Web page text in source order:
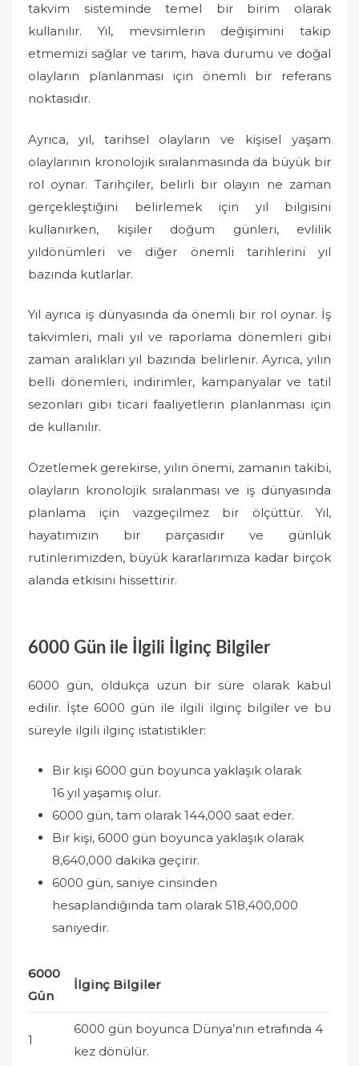
takvim sisteminde temel bir birim olarak
kullanılır. Yıl, mevsimlerin değişimini takip
etmemizi sağlar ve tarım, hava durumu ve doğal
olayların planlanması için önemli bir referans
noktasıdır.
Ayrıca, yıl, tarihsel olayların ve kişisel yaşam
olaylarının kronolojik sıralanmasında da büyük bir
rol oynar. Tarihçiler, belirli bir olayın ne zaman
gerçekleştiğini belirlemek için yıl bilgisini
kullanırken, kişiler doğum günleri, evlilik
yıldönümleri ve diğer önemli tarihlerini yıl
bazında kutlarlar.
Yıl ayrıca iş dünyasında da önemli bir rol oynar. İş
takvimleri, mali yıl ve raporlama dönemleri gibi
zaman aralıkları yıl bazında belirlenir. Ayrıca, yılın
belli dönemleri, indirimler, kampanyalar ve tatil
sezonları gibi ticari faaliyetlerin planlanması için
de kullanılır.
Özetlemek gerekirse, yılın önemi, zamanın takibi,
olayların kronolojik sıralanması ve iş dünyasında
planlama için vazgeçilmez bir ölçüttür. Yıl,
hayatımızın bir parçasıdır ve günlük
rutinlerimizden, büyük kararlarımıza kadar birçok
alanda etkisini hissettirir.
6000 Gün ile İlgili İlginç Bilgiler
6000 gün, oldukça uzun bir süre olarak kabul
edilir. İşte 6000 gün ile ilgili ilginç bilgiler ve bu
süreyle ilgili ilginç istatistikler:
Bir kişi 6000 gün boyunca yaklaşık olarak
16 yıl yaşamış olur.
6000 gün, tam olarak 144,000 saat eder.
Bir kişi, 6000 gün boyunca yaklaşık olarak
8,640,000 dakika geçirir.
6000 gün, saniye cinsinden
hesaplandığında tam olarak 518,400,000
saniyedir.
6000
Gün
İlginç Bilgiler
1
6000 gün boyunca Dünya’nın etrafında 4
kez dönülür.